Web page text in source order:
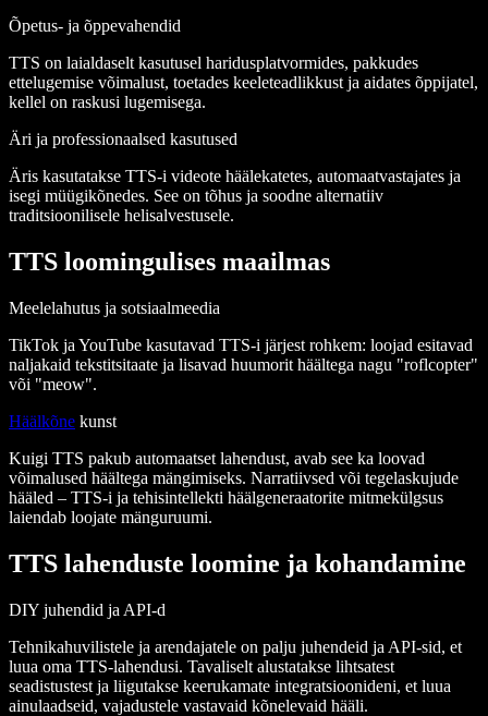
Õpetus- ja õppevahendid
TTS on laialdaselt kasutusel haridusplatvormides, pakkudes
ettelugemise võimalust, toetades keeleteadlikkust ja aidates õppijatel,
kellel on raskusi lugemisega.
Äri ja professionaalsed kasutused
Äris kasutatakse TTS-i videote häälekatetes, automaatvastajates ja
isegi müügikõnedes. See on tõhus ja soodne alternatiiv
traditsioonilisele helisalvestusele.
TTS loomingulises maailmas
Meelelahutus ja sotsiaalmeedia
TikTok ja YouTube kasutavad TTS-i järjest rohkem: loojad esitavad
naljakaid tekstitsitaate ja lisavad huumorit häältega nagu "roflcopter"
või "meow".
Häälkõne kunst
Kuigi TTS pakub automaatset lahendust, avab see ka loovad
võimalused häältega mängimiseks. Narratiivsed või tegelaskujude
hääled – TTS-i ja tehisintellekti häälgeneraatorite mitmekülgsus
laiendab loojate mänguruumi.
TTS lahenduste loomine ja kohandamine
DIY juhendid ja API-d
Tehnikahuvilistele ja arendajatele on palju juhendeid ja API-sid, et
luua oma TTS-lahendusi. Tavaliselt alustatakse lihtsatest
seadistustest ja liigutakse keerukamate integratsioonideni, et luua
ainulaadseid, vajadustele vastavaid kõnelevaid hääli.